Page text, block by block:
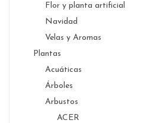
Flor y planta artificial
Navidad
Velas y Aromas
Plantas
Acuáticas
Árboles
Arbustos
ACER